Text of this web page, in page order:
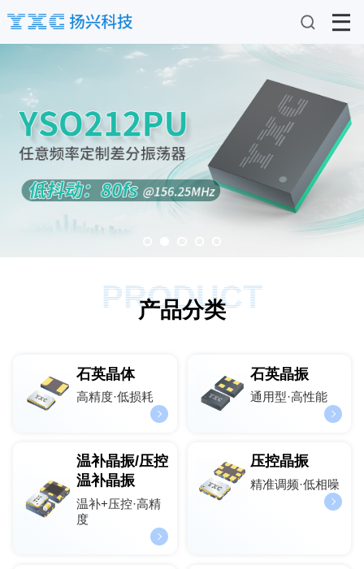
PRODUCT
产品分类
石英晶体
高精度·低损耗
石英晶振
通用型·高性能
温补晶振/压控
温补晶振
温补+压控·高精
度
压控晶振
精准调频·低相噪